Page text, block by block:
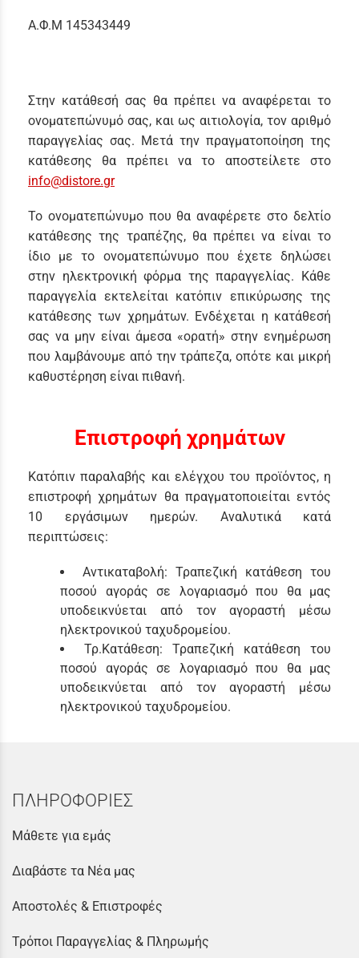
Α.Φ.Μ 145343449
Στην κατάθεσή σας θα πρέπει να αναφέρεται το
ονοματεπώνυμό σας, και ως αιτιολογία, τον αριθμό
παραγγελίας σας. Μετά την πραγματοποίηση της
κατάθεσης θα πρέπει να το αποστείλετε στο
info@distore.gr
Το ονοματεπώνυμο που θα αναφέρετε στο δελτίο
κατάθεσης της τραπέζης, θα πρέπει να είναι το
ίδιο με το ονοματεπώνυμο που έχετε δηλώσει
στην ηλεκτρονική φόρμα της παραγγελίας. Κάθε
παραγγελία εκτελείται κατόπιν επικύρωσης της
κατάθεσης των χρημάτων. Ενδέχεται η κατάθεσή
σας να μην είναι άμεσα «ορατή» στην ενημέρωση
που λαμβάνουμε από την τράπεζα, οπότε και μικρή
καθυστέρηση είναι πιθανή.
Επιστροφή χρημάτων
Κατόπιν παραλαβής και ελέγχου του προϊόντος, η
επιστροφή χρημάτων θα πραγματοποιείται εντός
10 εργάσιμων ημερών. Αναλυτικά κατά
περιπτώσεις:
Αντικαταβολή: Τραπεζική κατάθεση του
ποσού αγοράς σε λογαριασμό που θα μας
υποδεικνύεται από τον αγοραστή μέσω
ηλεκτρονικού ταχυδρομείου.
Τρ.Κατάθεση: Τραπεζική κατάθεση του
ποσού αγοράς σε λογαριασμό που θα μας
υποδεικνύεται από τον αγοραστή μέσω
ηλεκτρονικού ταχυδρομείου.
ΠΛΗΡΟΦΟΡΙΕΣ
Μάθετε για εμάς
Διαβάστε τα Νέα μας
Αποστολές & Επιστροφές
Τρόποι Παραγγελίας & Πληρωμής